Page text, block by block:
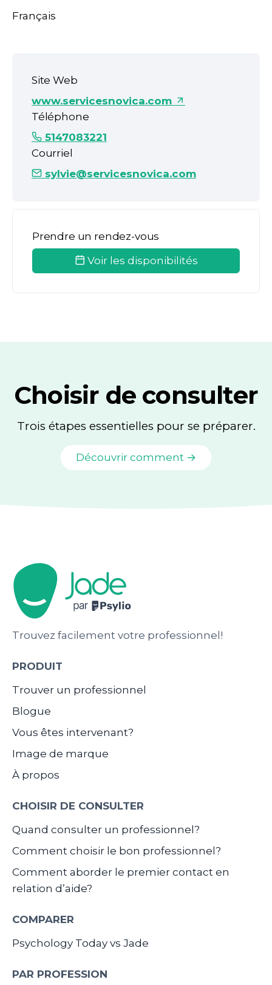
Français
Site Web
www.servicesnovica.com
Téléphone
5147083221
Courriel
sylvie@servicesnovica.com
Prendre un rendez-vous
Voir les disponibilités
Choisir de consulter
Trois étapes essentielles pour se préparer.
Découvrir comment →
Trouvez facilement votre professionnel!
PRODUIT
Trouver un professionnel
Blogue
Vous êtes intervenant?
Image de marque
À propos
CHOISIR DE CONSULTER
Quand consulter un professionnel?
Comment choisir le bon professionnel?
Comment aborder le premier contact en
relation d’aide?
COMPARER
Psychology Today vs Jade
PAR PROFESSION